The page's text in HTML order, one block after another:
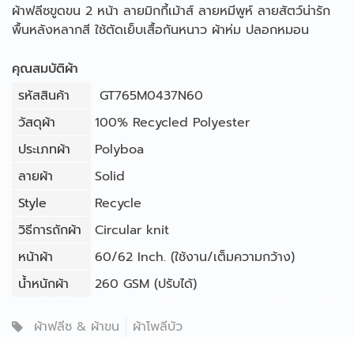
ผ้าฟลีซขูดขน 2 หน้า ลายมิกกี้เม้าส์ ลายหมีพูห์ ลายสัตว์น่ารัก
พื้นหลังหลากสี ใช้ตัดเย็บเสื้อกันหนาว ผ้าห่ม ปลอกหมอน
คุณสมบัติผ้า
รหัสสินค้า
GT765M0437N60
วัสดุผ้า
100% Recycled Polyester
ประเภทผ้า
Polyboa
ลายผ้า
Solid
Style
Recycle
วิธีการถักผ้า
Circular knit
หน้าผ้า
60/62 Inch. (ใช้งาน/เต็มความกว้าง)
น้ำหนักผ้า
260 GSM (ปรับได้)
ผ้าฟลีซ & ผ้าขน
ผ้าโพลีบัว